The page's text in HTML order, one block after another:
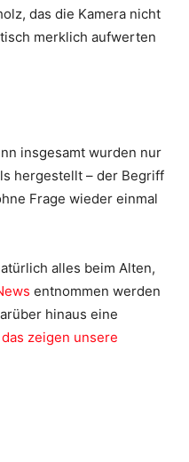
das die Kamera nicht
merklich aufwerten
insgesamt wurden nur
hergestellt – der Begriff
Frage wieder einmal
alles beim Alten,
entnommen werden
hinaus eine
das zeigen unsere